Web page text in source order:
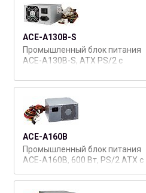
видны следы эксплуатации,
царапины (см. фото). Без
упаковки.
Гарантийный срок
блока питания: 6 месяцев
ACE-A130B-S
Промышленный блок питания
ACE-A130B-S, ATX PS/2 с
220/110 В ( AC ).
ACE-A160B
Промышленный блок питания
ACE-A160B, 600 Вт, PS/2 ATX с